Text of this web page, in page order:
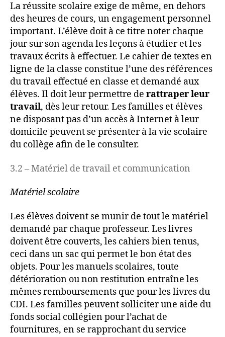
La réussite scolaire exige de même, en dehors
des heures de cours, un engagement personnel
important. L’élève doit à ce titre noter chaque
jour sur son agenda les leçons à étudier et les
travaux écrits à effectuer. Le cahier de textes en
ligne de la classe constitue l’une des références
du travail effectué en classe et demandé aux
élèves. Il doit leur permettre de rattraper leur
travail, dès leur retour. Les familles et élèves
ne disposant pas d’un accès à Internet à leur
domicile peuvent se présenter à la vie scolaire
du collège afin de le consulter.
3.2 – Matériel de travail et communication
Matériel scolaire
Les élèves doivent se munir de tout le matériel
demandé par chaque professeur. Les livres
doivent être couverts, les cahiers bien tenus,
ceci dans un sac qui permet le bon état des
objets. Pour les manuels scolaires, toute
détérioration ou non restitution entraîne les
mêmes remboursements que pour les livres du
CDI. Les familles peuvent solliciter une aide du
fonds social collégien pour l’achat de
fournitures, en se rapprochant du service